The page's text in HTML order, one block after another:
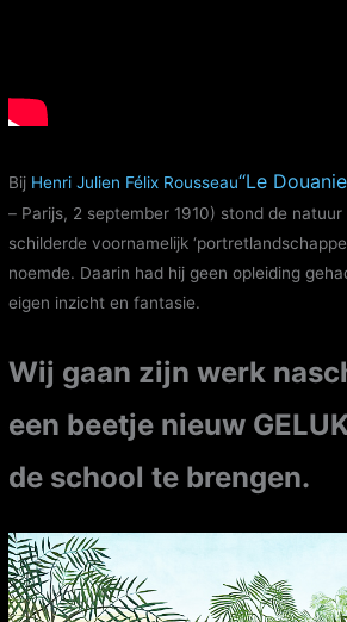
Bij Henri Julien Félix Rousseau“Le
– Parijs, 2 september 1910) stond de
schilderde voornamelijk
noemde. Daarin had hij geen opleiding
eigen inzicht en fantasie.
Wij gaan zijn werk
een beetje nieuw
de school te brengen.